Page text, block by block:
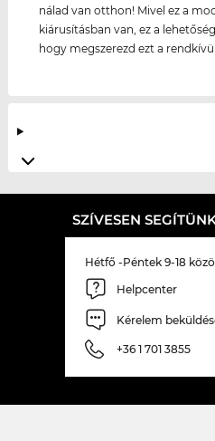
nálad van otthon! Mivel ez a
kiárusításban van, ez a
hogy megszerezd ezt a
SZÍVESEN
Hétfő -Péntek 9-18
Helpcenter
Kérelem
+36 1 701 3855